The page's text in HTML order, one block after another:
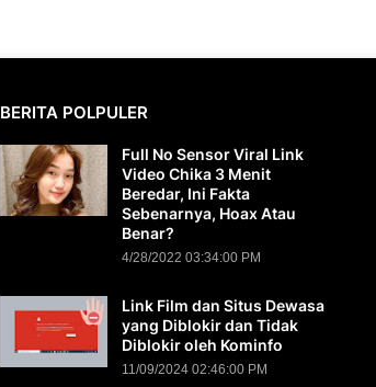
BERITA POLPULER
Full No Sensor Viral Link
Video Chika 3 Menit
Beredar, Ini Fakta
Sebenarnya, Hoax Atau
Benar?
4/28/2022 03:34:00 PM
Link Film dan Situs Dewasa
yang Diblokir dan Tidak
Diblokir oleh Kominfo
11/09/2024 02:46:00 PM